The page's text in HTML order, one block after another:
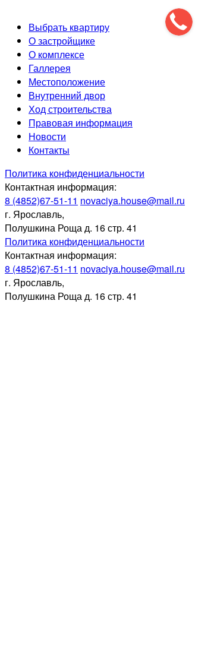
Выбрать квартиру
О застройщике
О комплексе
Галлерея
Местоположение
Внутренний двор
Ход строительства
Правовая информация
Новости
Контакты
Политика конфиденциальности
Контактная информация:
8 (4852)67-51-11 novaciya.house@mail.ru
г. Ярославль,
Полушкина Роща д. 16 стр. 41
Политика конфиденциальности
Контактная информация:
8 (4852)67-51-11 novaciya.house@mail.ru
г. Ярославль,
Полушкина Роща д. 16 стр. 41